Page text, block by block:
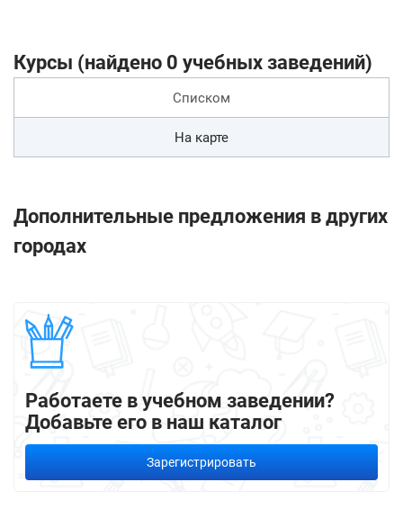
Курсы (найдено 0 учебных заведений)
Списком
На карте
Дополнительные предложения в других
городах
Работаете в учебном заведении?
Добавьте его в наш каталог
Зарегистрировать